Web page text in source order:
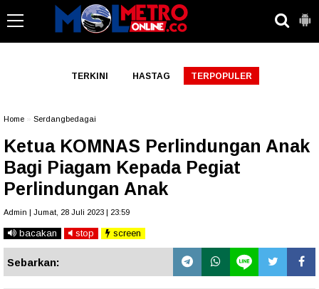
TERKINI HASTAG TERPOPULER
Home Serdangbedagai
Ketua KOMNAS Perlindungan Anak
Bagi Piagam Kepada Pegiat
Perlindungan Anak
Admin | Jumat, 28 Juli 2023 | 23:59
bacakan stop screen
Sebarkan: